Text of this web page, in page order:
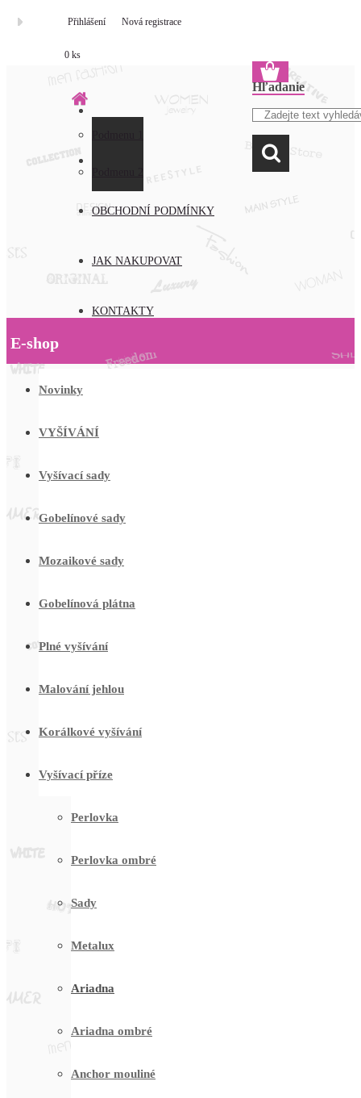
OBCHODNÍ PODMÍNKY
JAK NAKUPOVAT
KONTAKTY
Hľadanie
Přihlášení Nová registrace
0 ks
E-shop
Novinky
VYŠÍVÁNÍ
Vyšívací sady
Gobelínové sady
Mozaikové sady
Gobelínová plátna
Plné vyšívání
Malování jehlou
Korálkové vyšívání
Vyšívací příze
Perlovka
Perlovka ombré
Sady
Metalux
Ariadna
Ariadna ombré
Anchor mouliné